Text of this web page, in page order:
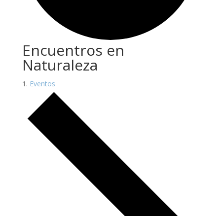
Encuentros en
Naturaleza
Eventos